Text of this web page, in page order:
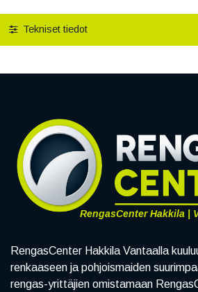
Tekniset tiedot
RengasCenter Hakkila |
RengasCenter Hakkila Vantaalla
renkaaseen ja pohjoismaiden
rengas-yrittäjien omistamaan